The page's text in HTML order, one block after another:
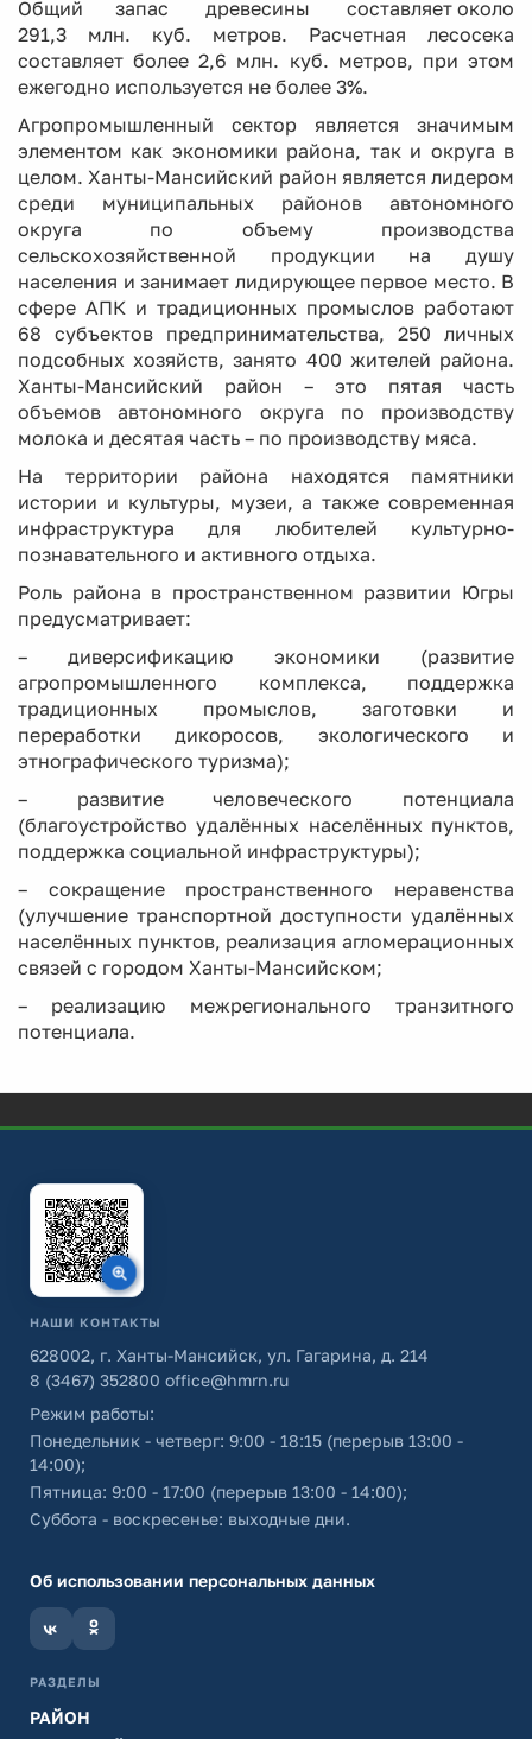
Общий запас древесины составляет около
291,3 млн. куб. метров. Расчетная лесосека
составляет более 2,6 млн. куб. метров, при этом
ежегодно используется не более 3%.
Агропромышленный сектор является значимым
элементом как экономики района, так и округа в
целом. Ханты-Мансийский район является лидером
среди муниципальных районов автономного
округа по объему производства
сельскохозяйственной продукции на душу
населения и занимает лидирующее первое место. В
сфере АПК и традиционных промыслов работают
68 субъектов предпринимательства, 250 личных
подсобных хозяйств, занято 400 жителей района.
Ханты-Мансийский район – это пятая часть
объемов автономного округа по производству
молока и десятая часть – по производству мяса.
На территории района находятся памятники
истории и культуры, музеи, а также современная
инфраструктура для любителей культурно-
познавательного и активного отдыха.
Роль района в пространственном развитии Югры
предусматривает:
– диверсификацию экономики (развитие
агропромышленного комплекса, поддержка
традиционных промыслов, заготовки и
переработки дикоросов, экологического и
этнографического туризма);
– развитие человеческого потенциала
(благоустройство удалённых населённых пунктов,
поддержка социальной инфраструктуры);
– сокращение пространственного неравенства
(улучшение транспортной доступности удалённых
населённых пунктов, реализация агломерационных
связей с городом Ханты-Мансийском;
– реализацию межрегионального транзитного
потенциала.
НАШИ КОНТАКТЫ
628002, г. Ханты-Мансийск, ул. Гагарина, д. 214
8 (3467) 352800 office@hmrn.ru
Режим работы:
Понедельник - четверг: 9:00 - 18:15 (перерыв 13:00 -
14:00);
Пятница: 9:00 - 17:00 (перерыв 13:00 - 14:00);
Суббота - воскресенье: выходные дни.
Об использовании персональных данных
РАЗДЕЛЫ
РАЙОН